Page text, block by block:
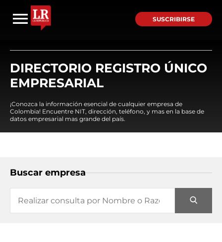
SUSCRIBIRSE
DIRECTORIO REGISTRO ÚNICO
EMPRESARIAL
¡Conozca la información esencial de cualquier empresa de
Colombia! Encuentre NIT, dirección, teléfono, y mas en la base de
datos empresarial mas grande del país.
Buscar empresa